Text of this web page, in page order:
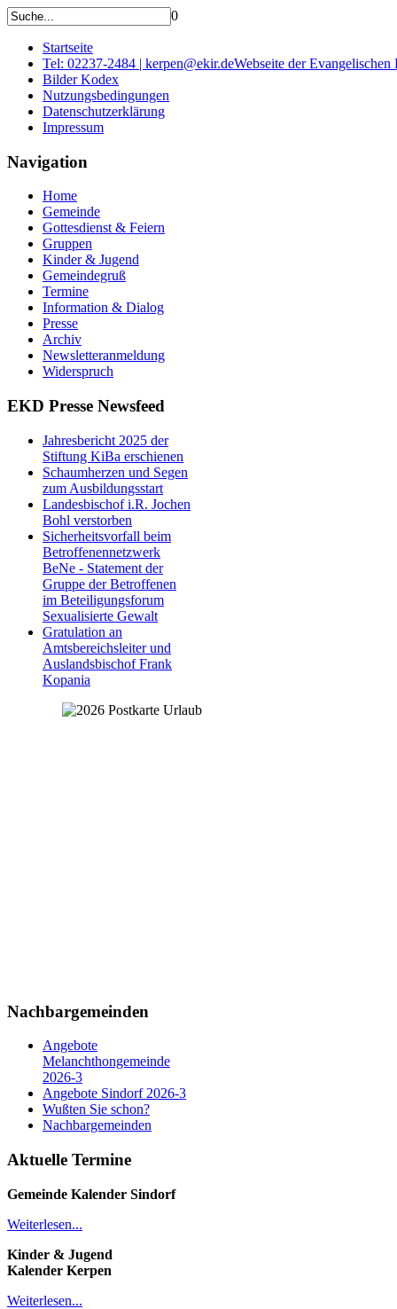
0
Startseite
Tel: 02237-2484 | kerpen@ekir.deWebseite der
Bilder Kodex
Nutzungsbedingungen
Datenschutzerklärung
Impressum
Navigation
Home
Gemeinde
Gottesdienst & Feiern
Gruppen
Kinder & Jugend
Gemeindegruß
Termine
Information & Dialog
Presse
Archiv
Newsletteranmeldung
Widerspruch
EKD Presse Newsfeed
Jahresbericht 2025 der
Stiftung KiBa erschienen
Schaumherzen und Segen
zum Ausbildungsstart
Landesbischof i.R. Jochen
Bohl verstorben
Sicherheitsvorfall beim
Betroffenennetzwerk
BeNe - Statement der
Gruppe der Betroffenen
im Beteiligungsforum
Sexualisierte Gewalt
Gratulation an
Amtsbereichsleiter und
Auslandsbischof Frank
Kopania
Nachbargemeinden
Angebote
Melanchthongemeinde
2026-3
Angebote Sindorf 2026-3
Wußten Sie schon?
Nachbargemeinden
Aktuelle Termine
Gemeinde Kalender Sindorf
Weiterlesen...
Kinder & Jugend
Kalender Kerpen
Weiterlesen...